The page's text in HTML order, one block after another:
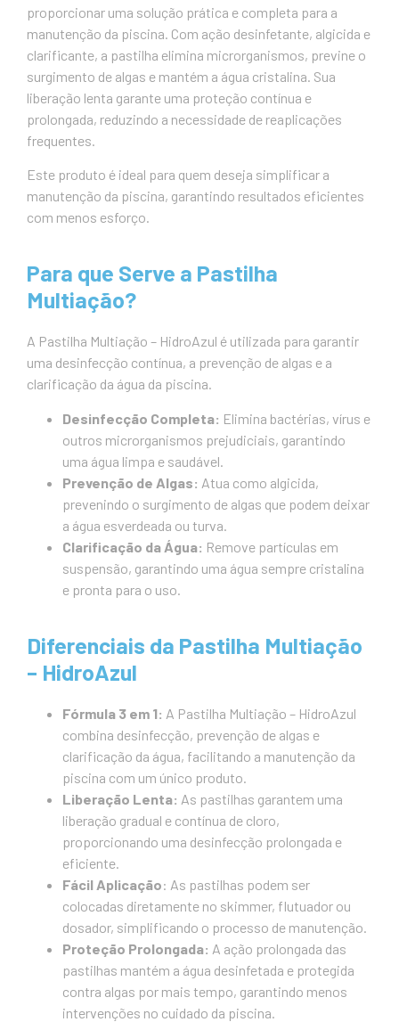
proporcionar uma solução prática e completa para a
manutenção da piscina. Com ação desinfetante, algicida e
clarificante, a pastilha elimina microrganismos, previne o
surgimento de algas e mantém a água cristalina. Sua
liberação lenta garante uma proteção contínua e
prolongada, reduzindo a necessidade de reaplicações
frequentes.
Este produto é ideal para quem deseja simplificar a
manutenção da piscina, garantindo resultados eficientes
com menos esforço.
Para que Serve a Pastilha
Multiação?
A Pastilha Multiação – HidroAzul é utilizada para garantir
uma desinfecção contínua, a prevenção de algas e a
clarificação da água da piscina.
Desinfecção Completa: Elimina bactérias, vírus e
outros microrganismos prejudiciais, garantindo
uma água limpa e saudável.
Prevenção de Algas: Atua como algicida,
prevenindo o surgimento de algas que podem deixar
a água esverdeada ou turva.
Clarificação da Água: Remove partículas em
suspensão, garantindo uma água sempre cristalina
e pronta para o uso.
Diferenciais da Pastilha Multiação
– HidroAzul
Fórmula 3 em 1: A Pastilha Multiação – HidroAzul
combina desinfecção, prevenção de algas e
clarificação da água, facilitando a manutenção da
piscina com um único produto.
Liberação Lenta: As pastilhas garantem uma
liberação gradual e contínua de cloro,
proporcionando uma desinfecção prolongada e
eficiente.
Fácil Aplicação: As pastilhas podem ser
colocadas diretamente no skimmer, flutuador ou
dosador, simplificando o processo de manutenção.
Proteção Prolongada: A ação prolongada das
pastilhas mantém a água desinfetada e protegida
contra algas por mais tempo, garantindo menos
intervenções no cuidado da piscina.